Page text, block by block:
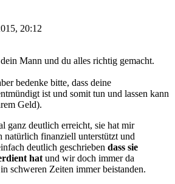
20:12
Mann und du alles richtig gemacht.
bedenke bitte, dass deine
ist und somit tun und lassen kann
Geld).
ganz deutlich erreicht, sie hat mir
natürlich finanziell unterstützt und
deutlich geschrieben dass sie
hat und wir doch immer da
schweren Zeiten immer beistanden.